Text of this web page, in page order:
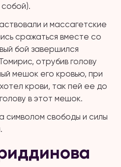
и массагетские
сражаться вместе со
бой завершился
отрубив голову
мешок его кровью, при
крови, так пей ее до
в этот мешок.
символом свободы и силы